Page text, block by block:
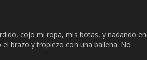
cojo mi ropa, mis botas, y nadando en
brazo y tropiezo con una ballena. No